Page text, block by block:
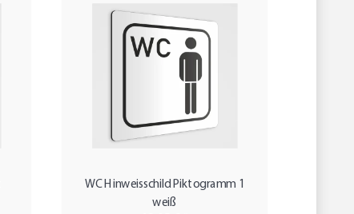
WC Hinweisschild Piktogramm 1
weiß